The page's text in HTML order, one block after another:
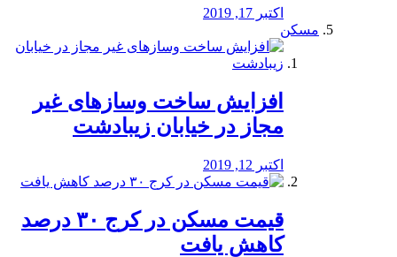
اکتبر 17, 2019
مسکن
افزایش ساخت وسازهای غیر
مجاز در خیابان زیبادشت
اکتبر 12, 2019
️قیمت مسکن در کرج ۳۰ درصد
کاهش یافت